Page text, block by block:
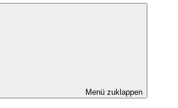
Menü zuklappen